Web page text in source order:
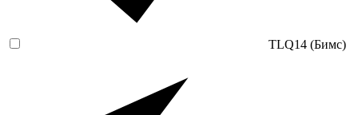
TLQ14 (Бимс)